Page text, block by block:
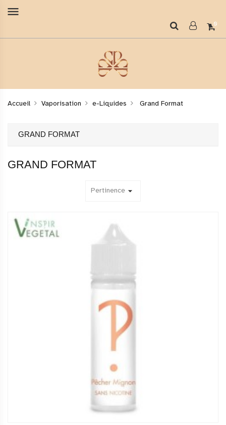
menu
0
Accueil Vaporisation e-Liquides Grand Format
GRAND FORMAT
GRAND FORMAT
Pertinence arrow_drop_down